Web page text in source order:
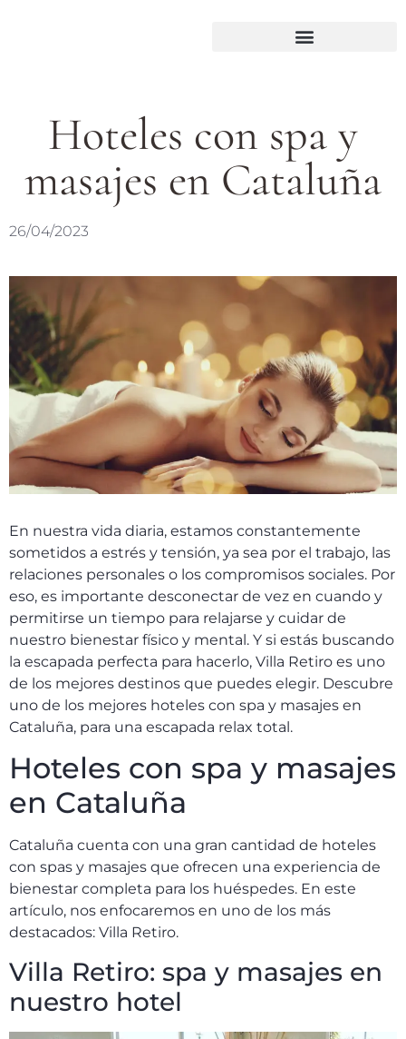
Hoteles con spa y
masajes en Cataluña
26/04/2023
En nuestra vida diaria, estamos constantemente
sometidos a estrés y tensión, ya sea por el trabajo, las
relaciones personales o los compromisos sociales. Por
eso, es importante desconectar de vez en cuando y
permitirse un tiempo para relajarse y cuidar de
nuestro bienestar físico y mental. Y si estás buscando
la escapada perfecta para hacerlo, Villa Retiro es uno
de los mejores destinos que puedes elegir. Descubre
uno de los mejores hoteles con spa y masajes en
Cataluña, para una escapada relax total.
Hoteles con spa y masajes
en Cataluña
Cataluña cuenta con una gran cantidad de hoteles
con spas y masajes que ofrecen una experiencia de
bienestar completa para los huéspedes. En este
artículo, nos enfocaremos en uno de los más
destacados: Villa Retiro.
Villa Retiro: spa y masajes en
nuestro hotel